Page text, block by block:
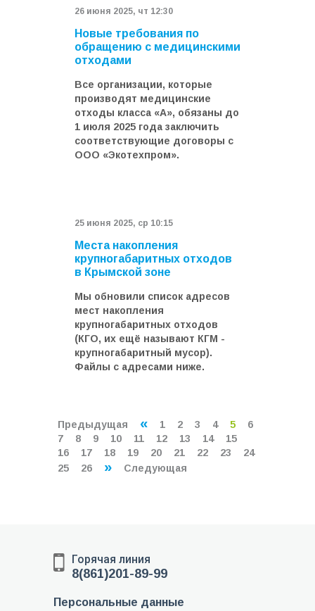
26 июня 2025, чт 12:30
Новые требования по
обращению с медицинскими
отходами
Все организации, которые
производят медицинские
отходы класса «А», обязаны до
1 июля 2025 года заключить
соответствующие договоры с
ООО «Экотехпром».
25 июня 2025, ср 10:15
Места накопления
крупногабаритных отходов
в Крымской зоне
Мы обновили список адресов
мест накопления
крупногабаритных отходов
(КГО, их ещё называют КГМ -
крупногабаритный мусор).
Файлы с адресами ниже.
Предыдущая « 1 2 3 4 5
6
7
8 9 10 11 12 13 14
15
16
17 18 19 20 21 22 23
24
25
26 » Следующая
Горячая линия
8(861)201-89-99
Персональные данные